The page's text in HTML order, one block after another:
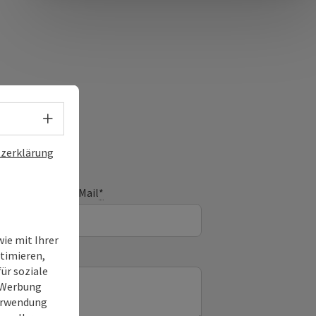
E-Mail*
Sprachwahl - Menü öffnen
mit Ihrer
soziale